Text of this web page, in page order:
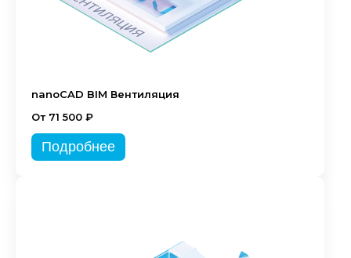
nanoCAD BIM Вентиляция
От 71 500 ₽
Подробнее